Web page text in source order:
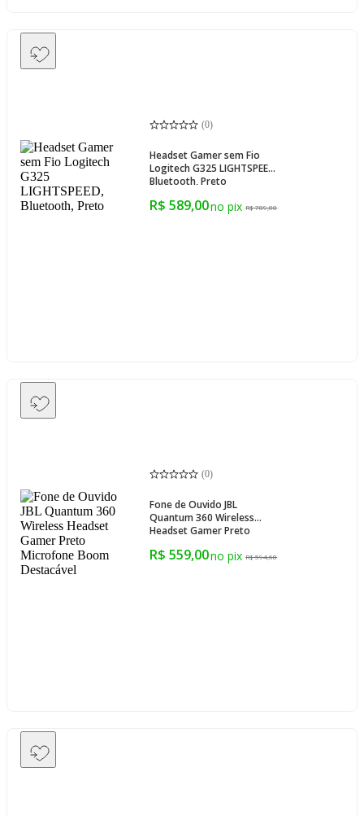
(0)
Headset Gamer sem Fio
Logitech G325 LIGHTSPEED,
Bluetooth, Preto
R$ 589,00 R$ 789,00
(0)
Fone de Ouvido JBL
Quantum 360 Wireless
Headset Gamer Preto
Destacável
R$ 559,00 R$ 594,68